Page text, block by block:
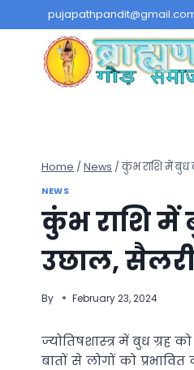
to
content
Home / News / कुंभ राशि में बुध
NEWS
कुंभ राशि में
उछाल, सैलरी
By February 23, 2024
ज्‍योतिषशास्‍त्र में बुध ग्रह
बातों से लोगों को